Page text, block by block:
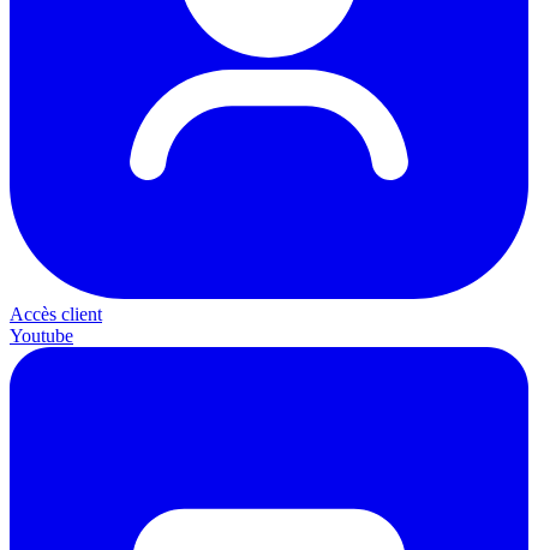
Accès client
Youtube